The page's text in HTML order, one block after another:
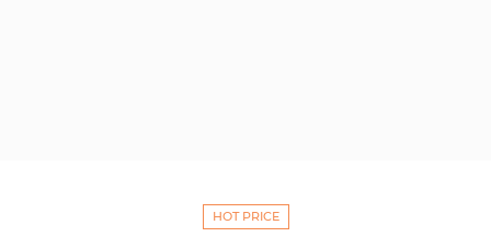
HOT PRICE